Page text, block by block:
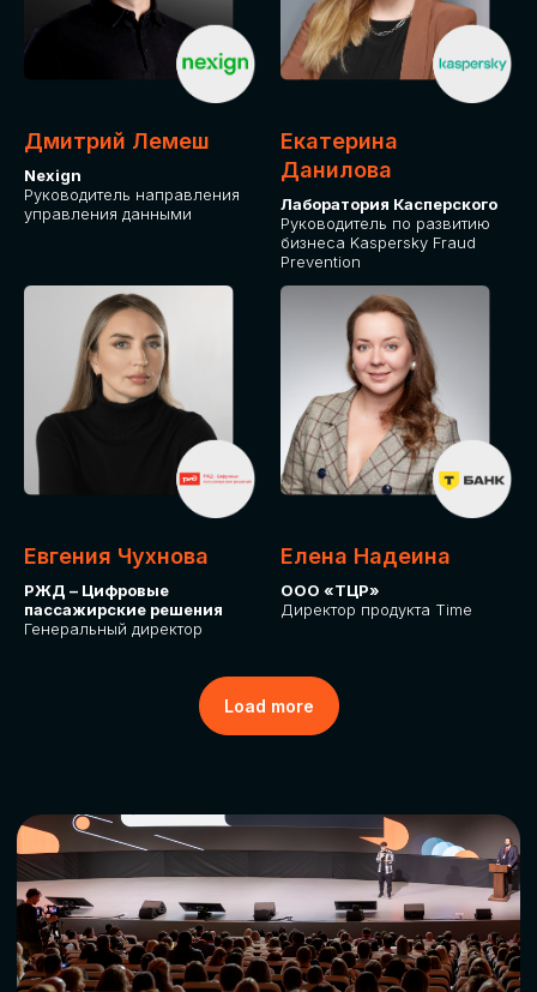
Дмитрий Лемеш
Nexign
Руководитель направления
управления данными
Екатерина
Данилова
Лаборатория Касперского
Руководитель по развитию
бизнеса Kaspersky Fraud
Prevention
Евгения Чухнова
РЖД – Цифровые
пассажирские решения
Генеральный директор
Елена Надеина
ООО «ТЦР»
Директор продукта Time
Load more
ДЛЯ ОПЛАТЫ БИЛЕТОВ
Оплата через сервис Timepad
ПРИОБРЕСТИ БИЛЕТ